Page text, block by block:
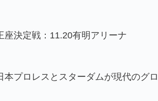
決定戦：11.20有明アリーナ
本プロレスとスターダムが現代のグ